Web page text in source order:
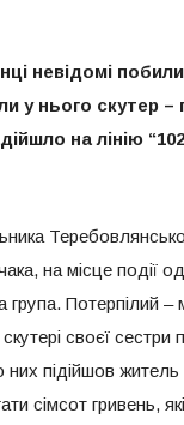
невідомі побили
у нього скутер –
на лінію
на місце події
група. Потерпілий –
своєї сестри
підійшов житель
сімсот гривень,